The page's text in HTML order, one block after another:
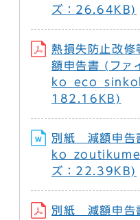
ズ：26.64KB)
熱損失防止改修
額申告書 (ファ
182.16KB)
別紙 減額申告
ズ：22.39KB)
別紙 減額申告